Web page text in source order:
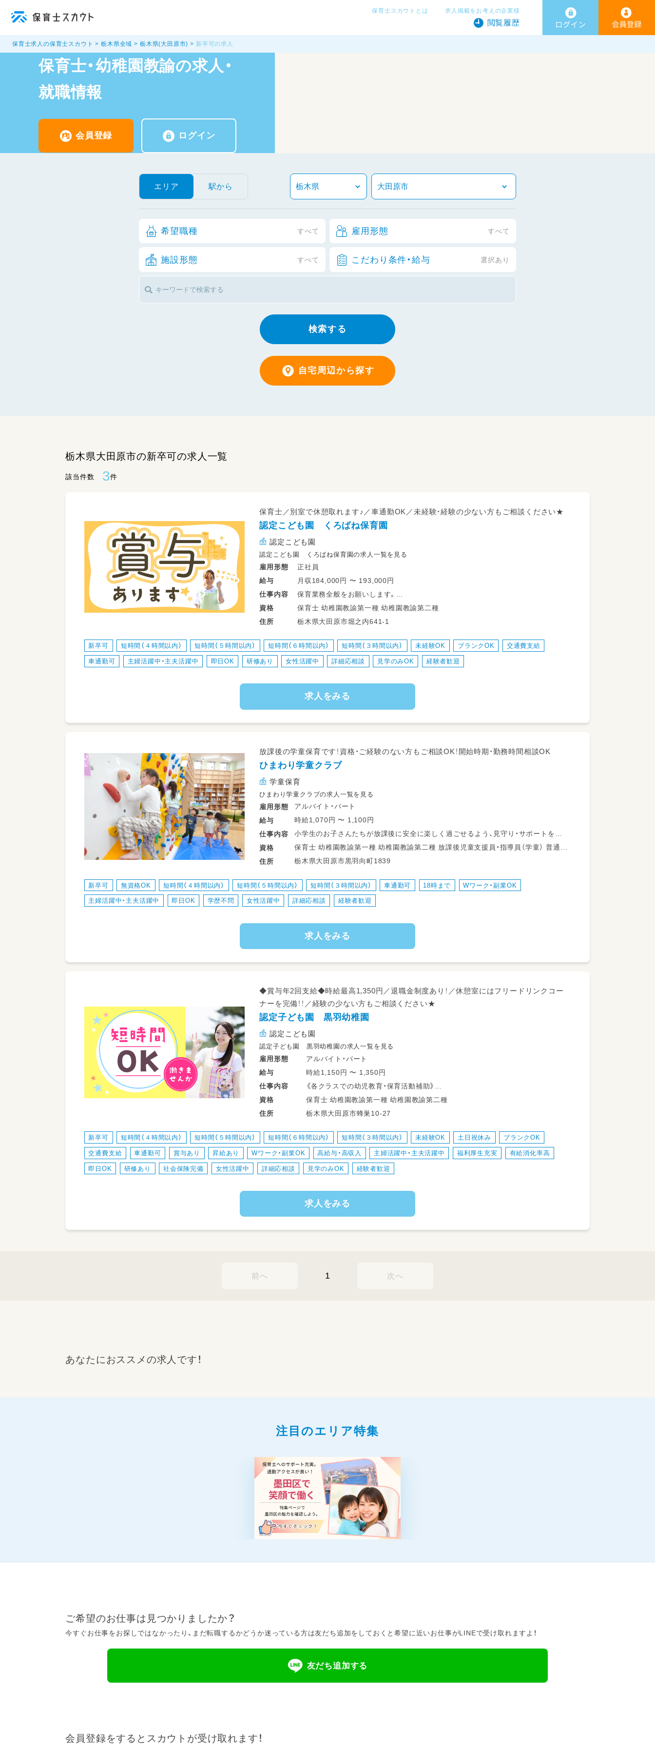
保育士スカウトとは 求人掲載をお考えの企業様
閲覧履歴
保育士求人の保育士スカウト 栃木県全域 栃木県(大田原市) 新卒可の求人
保育士・幼稚園教諭の求人・
就職情報
会員登録 ログイン
エリア 駅から
希望職種 すべて 雇用形態 すべて
施設形態 すべて こだわり条件・給与 選択あり
検索する
自宅周辺から探す
栃木県大田原市の新卒可の求人一覧
該当件数 3件
保育士／別室で休憩取れます♪／車通勤OK／未経験・経験の少ない方もご相談ください★
認定こども園 くろばね保育園
認定こども園
認定こども園 くろばね保育園の求人一覧を見る
雇用形態
正社員
給与
月収184,000円 〜 193,000円
仕事内容 保育業務全般をお願いします。
｜0～5歳児のクラス担任またはフリー保育士として、
◎複数担任で職員の人数を多く配置しているので、
\\負担少なくお仕事が出来ます♪//
◎経験や得意分野を考慮しながら、無理のない形で担当クラスを決定します！
資格
保育士 幼稚園教諭第一種 幼稚園教諭第二種
住所
栃木県大田原市堀之内641-1
新卒可 短時間（４時間以内） 短時間（５時間以内） 短時間（６時間以内） 短時間（３時間以内） 未経験OK ブランクOK 交通費支給
車通勤可 主婦活躍中・主夫活躍中 即日OK 研修あり 女性活躍中 詳細応相談 見学のみOK 経験者歓迎
求人をみる
放課後の学童保育です！資格・ご経験のない方もご相談OK！開始時期・勤務時間相談OK
ひまわり学童クラブ
学童保育
ひまわり学童クラブの求人一覧を見る
雇用形態
アルバイト・パート
給与
時給1,070円 〜 1,100円
仕事内容
小学生のお子さんたちが放課後に安全に楽しく過ごせるよう、見守り・サポートをお
願いします。
・おやつの準備、片付け
・宿題等の見守り
・清掃や点検
・書類業務
※行事の準備や季節に合わせた制作活動など、得意なことを活かせる場面もたくさん
あります！
資格
保育士 幼稚園教諭第一種 幼稚園教諭第二種 放課後児童支援員・指導員（学童） 普通自
動車運転免許
住所 栃木県大田原市黒羽向町1839
新卒可 無資格OK 短時間（４時間以内） 短時間（５時間以内） 短時間（３時間以内） 車通勤可 18時まで Wワーク・副業OK
主婦活躍中・主夫活躍中 即日OK 学歴不問 女性活躍中 詳細応相談 経験者歓迎
求人をみる
◆賞与年2回支給◆時給最高1,350円／退職金制度あり！／休憩室にはフリードリンクコー
ナーを完備！！／経験の少ない方もご相談ください★
認定子ども園 黒羽幼稚園
認定こども園
認定子ども園 黒羽幼稚園の求人一覧を見る
雇用形態
アルバイト・パート
給与
時給1,150円 〜 1,350円
仕事内容
《各クラスでの幼児教育・保育活動補助》
●園生活の補助
（着替え・食事・トイレ等）
●書類作成（勤務時間によってお願いすることあり）
担任の先生の補助として動いていただくお仕事なので、
資格はあるけど経験に不安がある…という方も安心です◎
【資格】
保育士・幼稚園教諭お持ちの方！
どちらか一方の方もご相談ください！
資格
保育士 幼稚園教諭第一種 幼稚園教諭第二種
住所
栃木県大田原市蜂巣10-27
新卒可 短時間（４時間以内） 短時間（５時間以内） 短時間（６時間以内） 短時間（３時間以内） 未経験OK 土日祝休み ブランクOK
交通費支給 車通勤可 賞与あり 昇給あり Wワーク・副業OK 高給与・高収入 主婦活躍中・主夫活躍中 福利厚生充実 有給消化率高
即日OK 研修あり 社会保険完備 女性活躍中 詳細応相談 見学のみOK 経験者歓迎
求人をみる
前へ 1 次へ
あなたにおススメの求人です！
注目のエリア特集
ご希望のお仕事は見つかりましたか？
今すぐお仕事をお探しではなかったり、まだ転職するかどうか迷っている方は友だち追加をしておくと希望に近いお仕事がLINEで受け取れますよ！
友だち追加する
会員登録をするとスカウトが受け取れます！